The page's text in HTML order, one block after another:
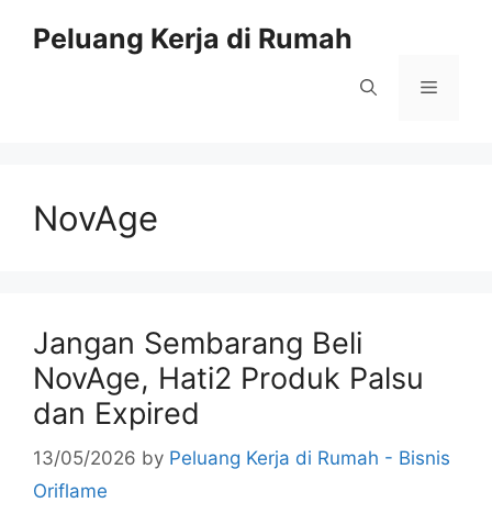
Peluang Kerja di Rumah
Menu
NovAge
Jangan Sembarang Beli
NovAge, Hati2 Produk Palsu
dan Expired
13/05/2026 by Peluang Kerja di Rumah - Bisnis
Oriflame